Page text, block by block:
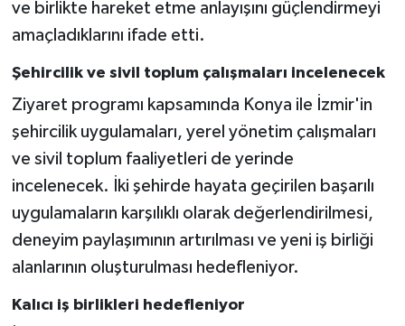
ve birlikte hareket etme anlayışını güçlendirmeyi
amaçladıklarını ifade etti.
Şehircilik ve sivil toplum çalışmaları incelenecek
Ziyaret programı kapsamında Konya ile İzmir'in
şehircilik uygulamaları, yerel yönetim çalışmaları
ve sivil toplum faaliyetleri de yerinde
incelenecek. İki şehirde hayata geçirilen başarılı
uygulamaların karşılıklı olarak değerlendirilmesi,
deneyim paylaşımının artırılması ve yeni iş birliği
alanlarının oluşturulması hedefleniyor.
Kalıcı iş birlikleri hedefleniyor